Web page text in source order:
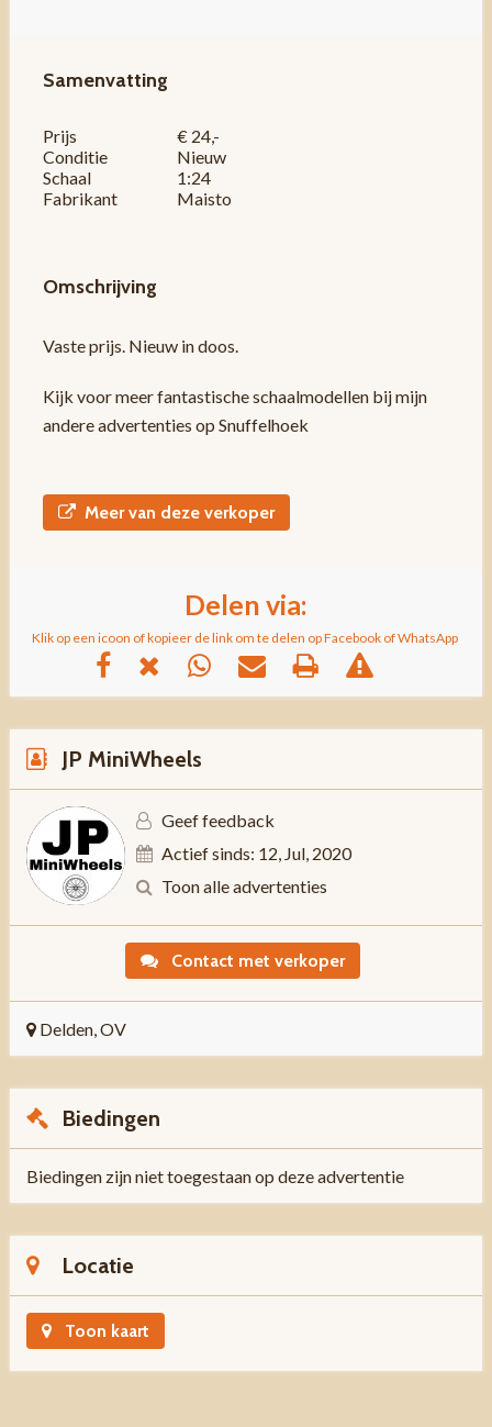
Samenvatting
Prijs
€ 24,-
Conditie
Nieuw
Schaal
1:24
Fabrikant
Maisto
Omschrijving
Vaste prijs. Nieuw in doos.
Kijk voor meer fantastische schaalmodellen bij mijn
andere advertenties op Snuffelhoek
Meer van deze verkoper
Delen via:
Klik op een icoon of kopieer de link om te delen op Facebook of WhatsApp
JP MiniWheels
Geef feedback
Actief sinds: 12, Jul, 2020
Toon alle advertenties
Contact met verkoper
Delden, OV
Biedingen
Biedingen zijn niet toegestaan op deze advertentie
Locatie
Toon kaart